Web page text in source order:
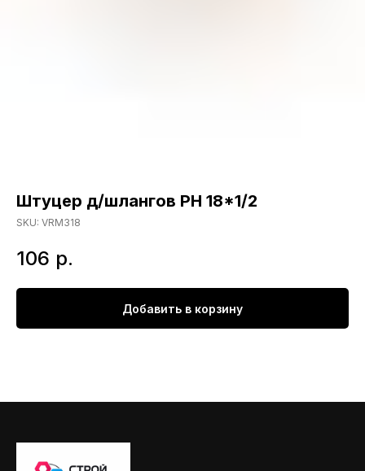
Штуцер д/шлангов РН 18*1/2
SKU: VRM318
106 р.
Добавить в корзину